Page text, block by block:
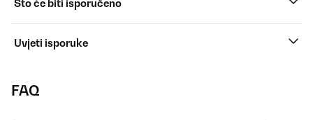
Što će biti isporučeno
Uvjeti isporuke
FAQ